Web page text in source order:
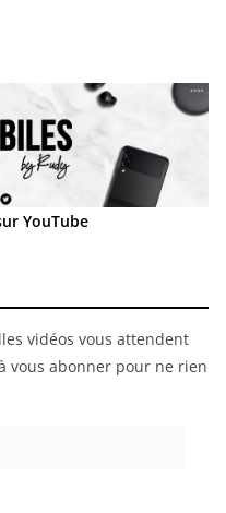
YouTube
vidéos vous attendent
vous abonner pour ne rien